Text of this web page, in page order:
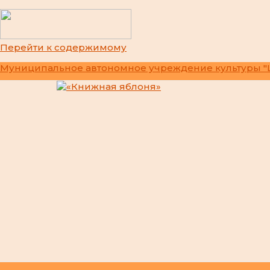
Перейти к содержимому
Муниципальное автономное учреждение культуры